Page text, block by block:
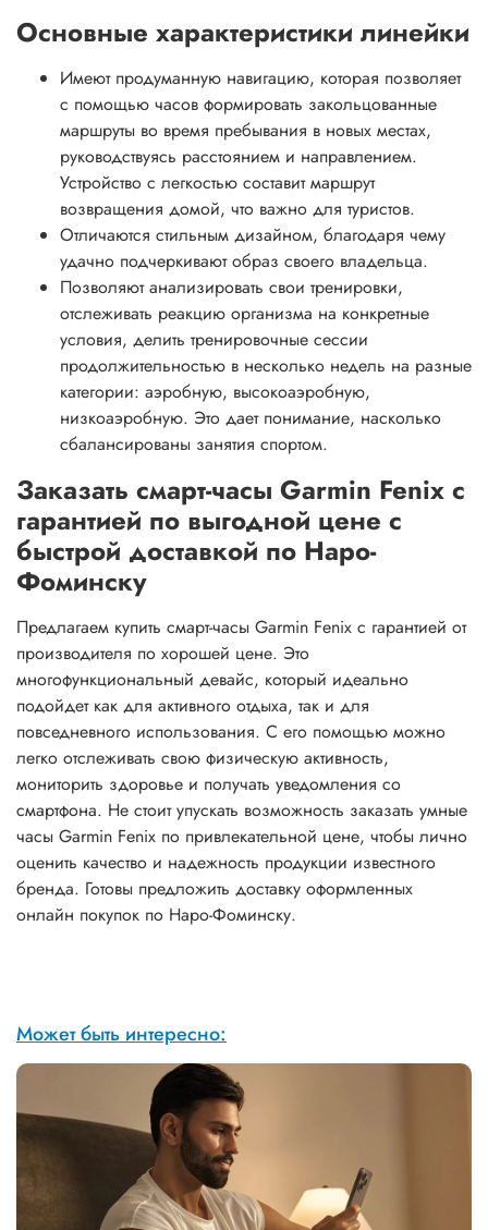
Основные характеристики линейки
Имеют продуманную навигацию, которая позволяет
с помощью часов формировать закольцованные
маршруты во время пребывания в новых местах,
руководствуясь расстоянием и направлением.
Устройство с легкостью составит маршрут
возвращения домой, что важно для туристов.
Отличаются стильным дизайном, благодаря чему
удачно подчеркивают образ своего владельца.
Позволяют анализировать свои тренировки,
отслеживать реакцию организма на конкретные
условия, делить тренировочные сессии
продолжительностью в несколько недель на разные
категории: аэробную, высокоаэробную,
низкоаэробную. Это дает понимание, насколько
сбалансированы занятия спортом.
Заказать смарт-часы Garmin Fenix с
гарантией по выгодной цене с
быстрой доставкой по Наро-
Фоминску
Предлагаем купить смарт-часы Garmin Fenix с гарантией от
производителя по хорошей цене. Это
многофункциональный девайс, который идеально
подойдет как для активного отдыха, так и для
повседневного использования. С его помощью можно
легко отслеживать свою физическую активность,
мониторить здоровье и получать уведомления со
смартфона. Не стоит упускать возможность заказать умные
часы Garmin Fenix по привлекательной цене, чтобы лично
оценить качество и надежность продукции известного
бренда. Готовы предложить доставку оформленных
онлайн покупок по Наро-Фоминску.
Может быть интересно: